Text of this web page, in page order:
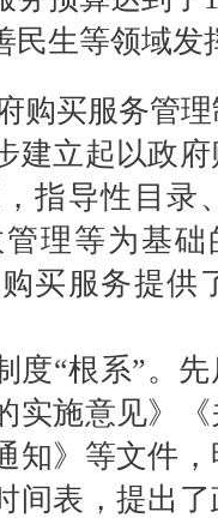
民生等领域发
买服务管理
立起以政府
指导性目录
理等为基础
买服务提供
“根系”。先
实施意见》
知》等文件
间表，提出